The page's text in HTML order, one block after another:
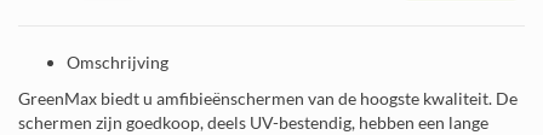
Omschrijving
GreenMax biedt u amfibieënschermen van de hoogste kwaliteit. De
schermen zijn goedkoop, deels UV-bestendig, hebben een lange